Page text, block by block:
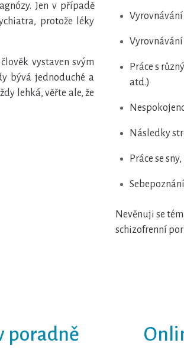
Jen v případě
protože léky
vystaven svým
bývá jednoduché a
lehká, věřte ale, že
Práce s
atd.)
Následky
Práce se
Nevěnuji se
schizofrenní
poradně